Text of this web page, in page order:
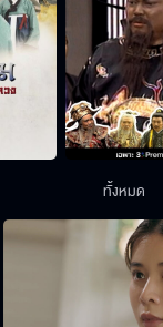
ทั้งหมด